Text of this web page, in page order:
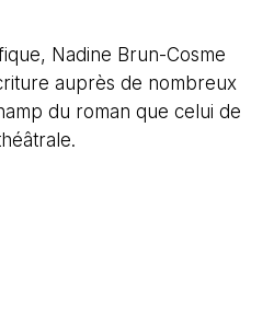
Nadine Brun-Cosme
auprès de nombreux
du roman que celui de